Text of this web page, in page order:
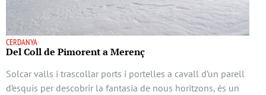
CERDANYA
Del Coll de Pimorent a Merenç
Solcar valls i trascollar ports i portelles a cavall d’un parell
d’esquís per descobrir la fantasia de nous horitzons, és un